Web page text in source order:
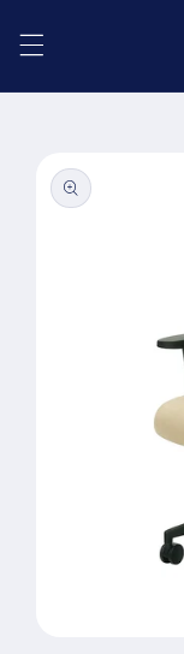
conținut
informațiile
despre
produs